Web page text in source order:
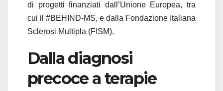
di progetti finanziati dall’Unione Europea, tra
cui il #BEHIND-MS, e dalla Fondazione Italiana
Sclerosi Multipla (FISM).
Dalla diagnosi
precoce a terapie